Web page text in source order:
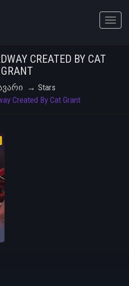
Toggle
CREATED BY CAT
GRANT
Stars
Created By Cat Grant